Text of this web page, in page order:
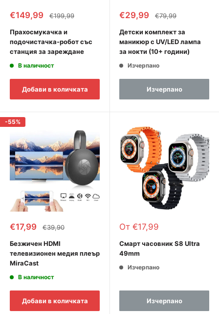
Промоционална
€149,99
Редовна
€199,99
Прахосмукачка и
подочистачка-робот със
станция за зареждане
В наличност
Добави в количката
Промоционална
цена
€29,99
Редовна
цена
€79,99
Детски комплект за
маникюр с UV/LED лампа
за нокти (10+ години)
Изчерпано
Изчерпано
-55%
Промоционална
цена
€17,99
Редовна
цена
€39,90
Безжичен HDMI
телевизионен медия плеър
MiraCast
В наличност
Добави в количката
Промоционална
От €17,99
Смарт часовник S8 Ultra
49mm
Изчерпано
Изчерпано